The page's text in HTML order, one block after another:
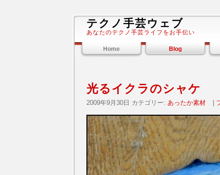
テクノ手芸ウェブ
あなたのテクノ手芸ライフをお手伝い
Home Blog
光るイクラのシャケ
2009年9月30日 カテゴリー: あったか素材